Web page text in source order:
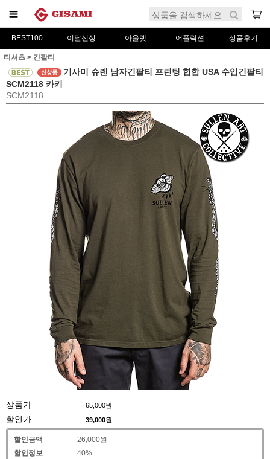
BEST100 이달신상 아울렛 어플릭션 상품후기
티셔츠 > 긴팔티
기사미 슈렌 남자긴팔티 프린팅 힙합 USA 수입긴팔티
SCM2118 카키
SCM2118
상품가 65,000원
할인가 39,000원
할인금액
26,000원
할인정보
40%